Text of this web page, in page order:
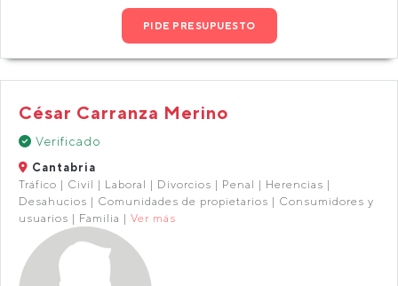
PIDE PRESUPUESTO
César Carranza Merino
Verificado
Cantabria
Tráfico | Civil | Laboral | Divorcios | Penal | Herencias |
Desahucios | Comunidades de propietarios | Consumidores y
usuarios | Familia | Ver más